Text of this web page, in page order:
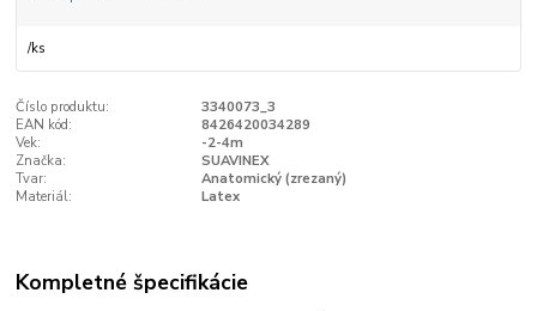
/ks
Číslo produktu:
3340073_3
EAN kód:
8426420034289
Vek:
-2-4m
Značka:
SUAVINEX
Tvar:
Anatomický (zrezaný)
Materiál:
Latex
Kompletné špecifikácie